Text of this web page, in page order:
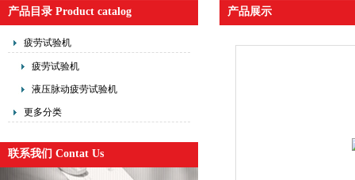
产品目录 Product catalog
疲劳试验机
疲劳试验机
液压脉动疲劳试验机
更多分类
联系我们 Contat Us
产品展示